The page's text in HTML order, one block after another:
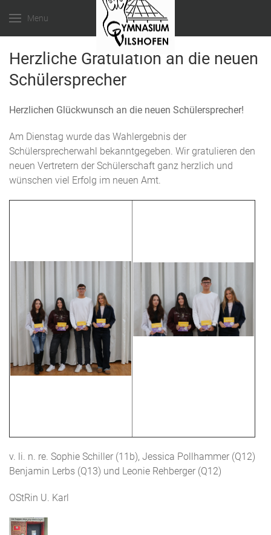
Menu
Herzliche Gratulation an die neuen
Schülersprecher
Herzlichen Glückwunsch an die neuen Schülersprecher!
Am Dienstag wurde das Wahlergebnis der
Schülersprecherwahl bekanntgegeben. Wir gratulieren den
neuen Vertretern der Schülerschaft ganz herzlich und
wünschen viel Erfolg im neuen Amt.
v. li. n. re. Sophie Schiller (11b), Jessica Pollhammer (Q12)
Benjamin Lerbs (Q13) und Leonie Rehberger (Q12)
OStRin U. Karl